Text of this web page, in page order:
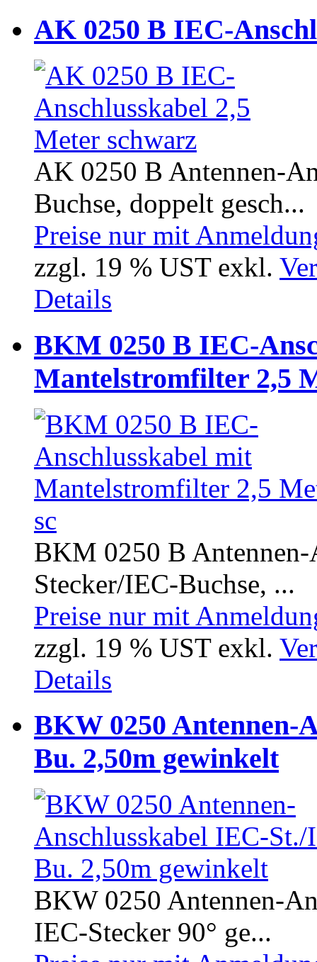
AK 0250 B IEC-
AK 0250 B Antennen-
Buchse, doppelt gesch...
Preise nur mit
zzgl. 19 % UST exkl.
Details
BKM 0250 B IEC-
Mantelstromfilter 2,5
BKM 0250 B
Stecker/IEC-Buchse, ...
Preise nur mit
zzgl. 19 % UST exkl.
Details
BKW 0250 Antennen-
Bu. 2,50m gewinkelt
BKW 0250 Antennen-
IEC-Stecker 90° ge...